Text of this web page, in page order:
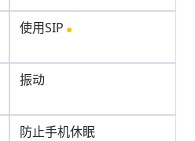
使用SIP
振动
防止手机休眠